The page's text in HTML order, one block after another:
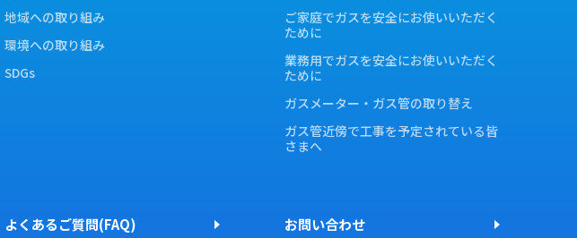
地域への取り組み
環境への取り組み
SDGs
ご家庭でガスを安全にお使いいただく
ために
業務用でガスを安全にお使いいただく
ために
ガスメーター・ガス管の取り替え
ガス管近傍で工事を予定されている皆
さまへ
よくあるご質問(FAQ) お問い合わせ